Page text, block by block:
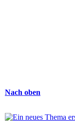
Nach oben